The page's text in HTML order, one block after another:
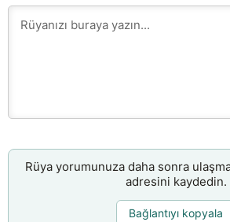
Rüya yorumunuza daha sonra
adresini kaydedin.
Bağlantıyı kopyala